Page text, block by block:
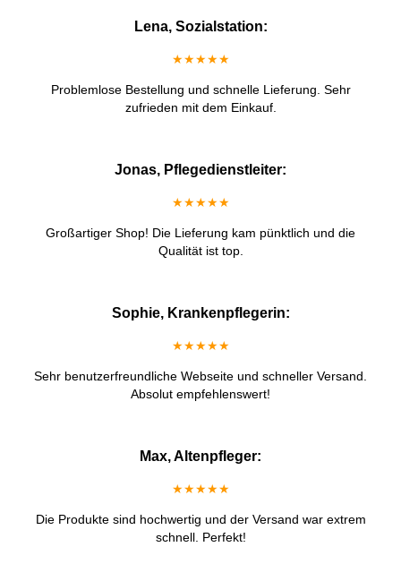
Lena, Sozialstation:
★★★★★
Problemlose Bestellung und schnelle Lieferung. Sehr
zufrieden mit dem Einkauf.
Jonas, Pflegedienstleiter:
★★★★★
Großartiger Shop! Die Lieferung kam pünktlich und die
Qualität ist top.
Sophie, Krankenpflegerin:
★★★★★
Sehr benutzerfreundliche Webseite und schneller Versand.
Absolut empfehlenswert!
Max, Altenpfleger:
★★★★★
Die Produkte sind hochwertig und der Versand war extrem
schnell. Perfekt!